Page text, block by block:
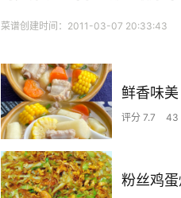
菜谱创建时间：2011-03-07 20:33:43
鲜香味美
评分 7.7 43
粉丝鸡